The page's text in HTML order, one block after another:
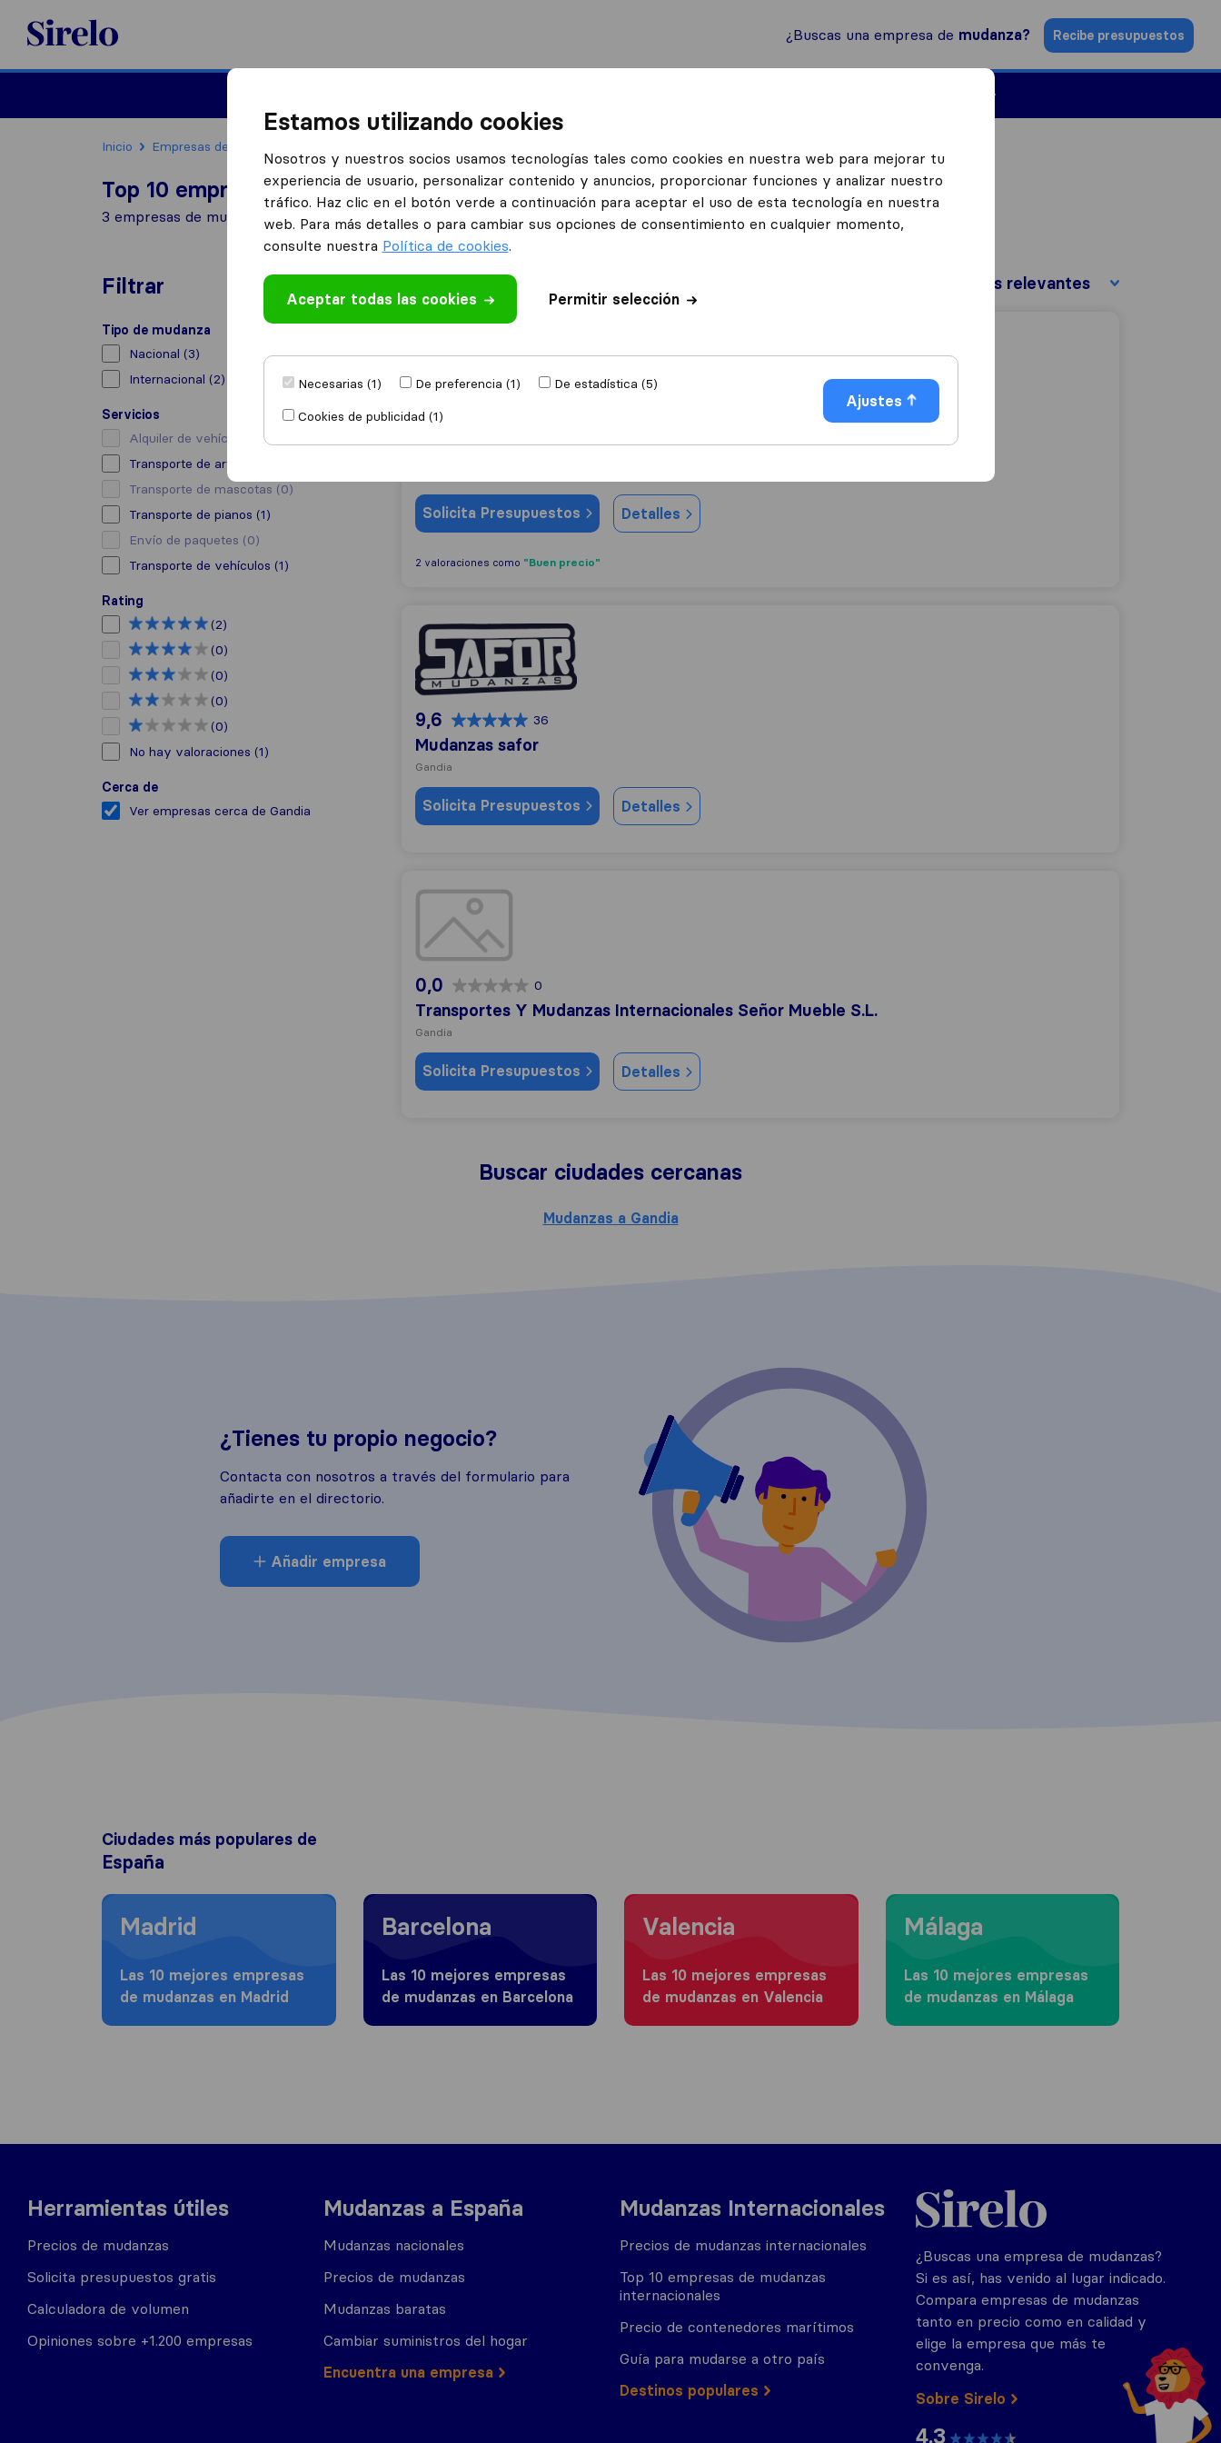
Sirelo.es
¿Buscas una empresa de mudanza? Recibe presupuestos
Inicio Empresas de mudanzas
Top 10 empresas de mudanzas en Gandia
3 empresas de mudanzas encontradas en Gandia
Filtrar
Tipo de mudanza
Nacional (3)
Internacional (2)
Servicios
Alquiler de vehículo con conductor
Transporte de arte
Transporte de mascotas (0)
Transporte de pianos (1)
Envío de paquetes (0)
Transporte de vehículos (1)
Rating
(2)
(0)
(0)
(0)
(0)
No hay valoraciones (1)
Cerca de
Ver empresas cerca de Gandia
9,0
CA Mudanzas
Solicita Presupuestos Detalles
2 valoraciones como "Buen precio"
Mudanzas safor
9,6 36
Mudanzas safor
Gandia
Solicita Presupuestos Detalles
Transportes Y Mudanzas Internacionales Señor Mueble S.L.
0,0 0
Transportes Y Mudanzas Internacionales Señor Mueble S.L.
Gandia
Solicita Presupuestos Detalles
Buscar ciudades cercanas
Mudanzas a Gandia
¿Tienes tu propio negocio?
Contacta con nosotros a través del formulario para
añadirte en el directorio.
Añadir empresa
Ciudades más populares de
España
Moving to Madrid
Madrid
Las 10 mejores empresas
de mudanzas en Madrid
Moving to Barcelona
Barcelona
Las 10 mejores empresas
de mudanzas en Barcelona
Moving to Valencia
Valencia
Las 10 mejores empresas
de mudanzas en Valencia
Moving to Málaga
Málaga
Las 10 mejores empresas
de mudanzas en Málaga
Herramientas útiles
Precios de mudanzas
Solicita presupuestos gratis
Calculadora de volumen
Opiniones sobre +1.200 empresas
Mudanzas a España
Mudanzas nacionales
Precios de mudanzas
Mudanzas baratas
Cambiar suministros del hogar
Encuentra una empresa
Mudanzas Internacionales
Precios de mudanzas internacionales
Top 10 empresas de mudanzas
internacionales
Precio de contenedores marítimos
Guía para mudarse a otro país
Destinos populares
Sirelo.es
¿Buscas una empresa de mudanzas?
Si es así, has venido al lugar indicado.
Compara empresas de mudanzas
tanto en precio como en calidad y
elige la empresa que más te
convenga.
Sobre Sirelo
4.3
Estamos utilizando cookies
Nosotros y nuestros socios usamos tecnologías tales como cookies en nuestra web para mejorar tu
experiencia de usuario, personalizar contenido y anuncios, proporcionar funciones y analizar nuestro
tráfico. Haz clic en el botón verde a continuación para aceptar el uso de esta tecnología en nuestra
web. Para más detalles o para cambiar sus opciones de consentimiento en cualquier momento,
consulte nuestra Política de cookies.
Aceptar todas las cookies Permitir selección
Necesarias (1) De preferencia (1)
De estadística (5)
Cookies de publicidad (1)
Ajustes